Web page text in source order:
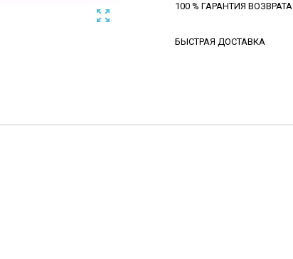

100 % ГАРАНТИЯ ВОЗВРАТА
БЫСТРАЯ ДОСТАВКА